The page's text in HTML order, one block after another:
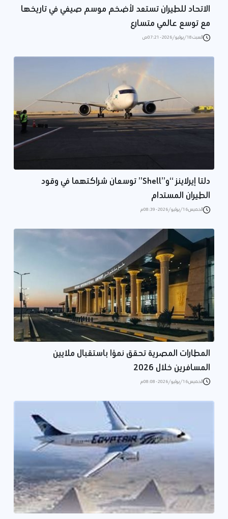
الاتحاد للطيران تستعد لأضخم موسم صيفي في تاريخها
مع توسع عالمي متسارع
السبت 18/يوليو/2026 - 07:21 ص
دلتا إيرلاينز “و”Shell” توسعان شراكتهما في وقود
الطيران المستدام
الخميس 16/يوليو/2026 - 08:39 م
المطارات المصرية تحقق نموًا باستقبال ملايين
المسافرين خلال 2026
الخميس 16/يوليو/2026 - 08:08 م